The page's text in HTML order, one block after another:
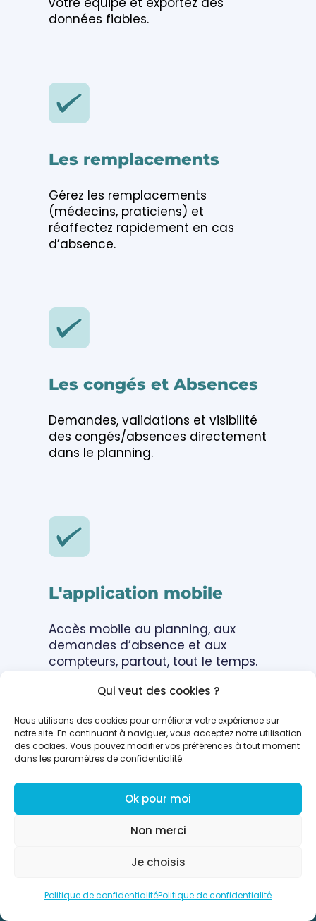
Qui veut des cookies ?
Nous utilisons des cookies pour améliorer votre expérience sur
notre site. En continuant à naviguer, vous acceptez notre utilisation
des cookies. Vous pouvez modifier vos préférences à tout moment
dans les paramètres de confidentialité.
Ok pour moi
Non merci
Je choisis
Politique de confidentialitéPolitique de confidentialité
données fiables.
Les remplacements
Gérez les remplacements
(médecins, praticiens) et
réaffectez rapidement en cas
d’absence.
Les congés et Absences
Demandes, validations et visibilité
des congés/absences directement
dans le planning.
L'application mobile
Accès mobile au planning, aux
demandes d’absence et aux
compteurs, partout, tout le temps.
Réserver une démo